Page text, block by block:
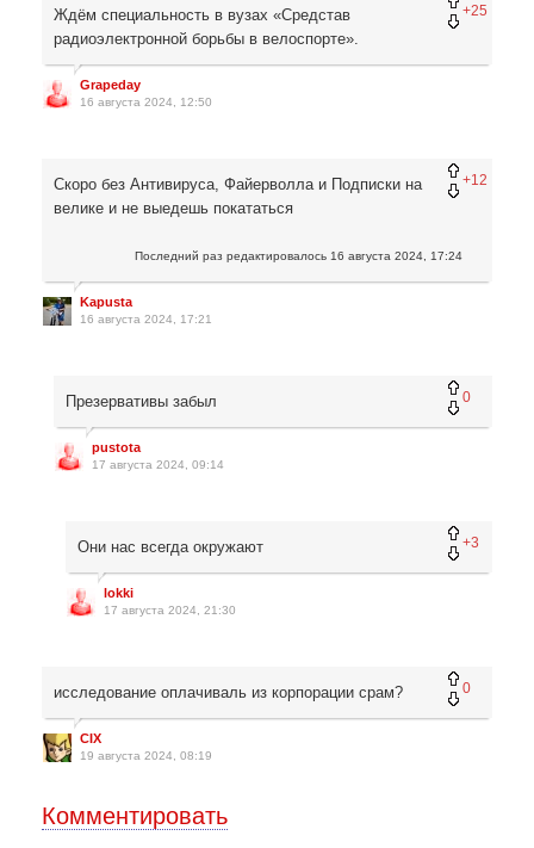
+25
Ждём специальность в вузах «Средстав
радиоэлектронной борьбы в велоспорте».
Grapeday
16 августа 2024, 12:50
+12
Скоро без Антивируса, Файерволла и Подписки на
велике и не выедешь покататься
Последний раз редактировалось 16 августа 2024, 17:24
Kapusta
16 августа 2024, 17:21
0
Презервативы забыл
pustota
17 августа 2024, 09:14
+3
Они нас всегда окружают
lokki
17 августа 2024, 21:30
0
исследование оплачиваль из корпорации срам?
CIX
19 августа 2024, 08:19
Комментировать